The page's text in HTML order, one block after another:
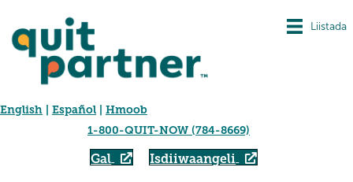
Liistada
English Español
Hmoob
1-800-QUIT-NOW (784-8669)
Gal Isdiiwaangeli